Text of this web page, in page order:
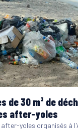
de 30 m³ de
after-yoles
after-yoles organisés à